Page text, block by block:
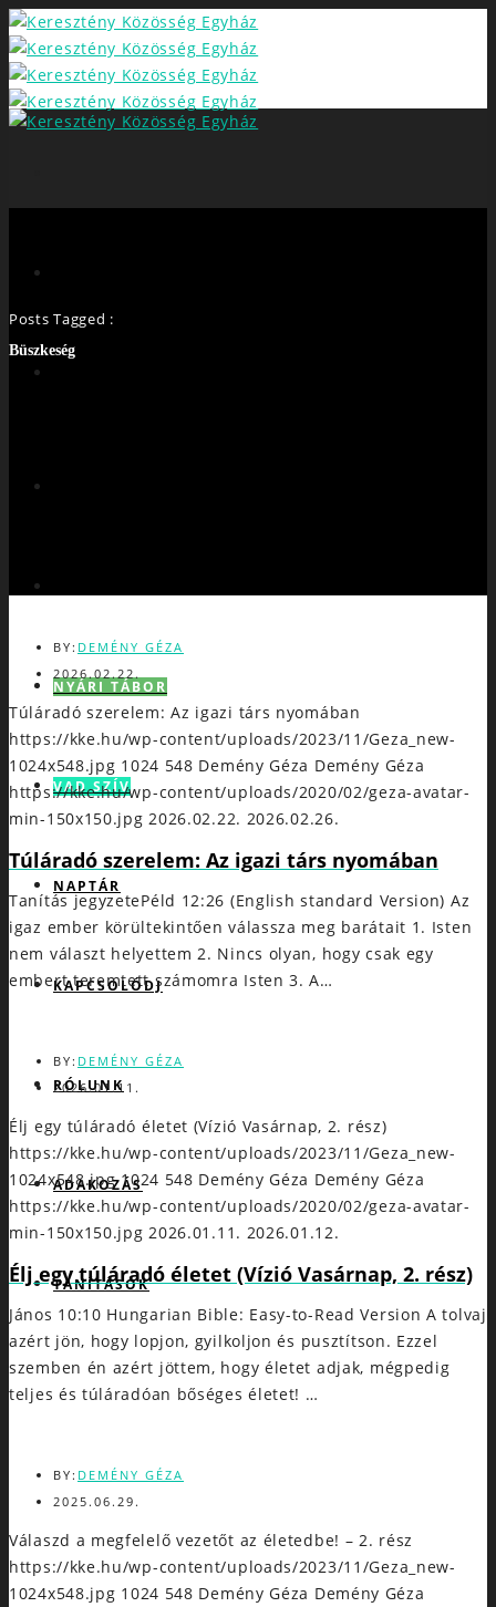
NYÁRI TÁBOR
VAD SZÍV
NAPTÁR
KAPCSOLÓDJ
RÓLUNK
ADAKOZÁS
TANÍTÁSOK
Posts Tagged :
Büszkeség
BY: DEMÉNY GÉZA
2026.02.22.
Túláradó szerelem: Az igazi társ nyomában
https://kke.hu/wp-content/uploads/2023/11/Geza_new-
1024x548.jpg 1024 548 Demény Géza Demény Géza
https://kke.hu/wp-content/uploads/2020/02/geza-avatar-
min-150x150.jpg 2026.02.22. 2026.02.26.
Túláradó szerelem: Az igazi társ nyomában
Tanítás jegyzetePéld 12:26 (English standard Version) Az
igaz ember körültekintően válassza meg barátait 1. Isten
nem választ helyettem 2. Nincs olyan, hogy csak egy
embert teremtett számomra Isten 3. A…
BY: DEMÉNY GÉZA
2026.01.11.
Élj egy túláradó életet (Vízió Vasárnap, 2. rész)
https://kke.hu/wp-content/uploads/2023/11/Geza_new-
1024x548.jpg 1024 548 Demény Géza Demény Géza
https://kke.hu/wp-content/uploads/2020/02/geza-avatar-
min-150x150.jpg 2026.01.11. 2026.01.12.
Élj egy túláradó életet (Vízió Vasárnap, 2. rész)
János 10:10 Hungarian Bible: Easy-to-Read Version A tolvaj
azért jön, hogy lopjon, gyilkoljon és pusztítson. Ezzel
szemben én azért jöttem, hogy életet adjak, mégpedig
teljes és túláradóan bőséges életet! …
BY: DEMÉNY GÉZA
2025.06.29.
Válaszd a megfelelő vezetőt az életedbe! – 2. rész
https://kke.hu/wp-content/uploads/2023/11/Geza_new-
1024x548.jpg 1024 548 Demény Géza Demény Géza